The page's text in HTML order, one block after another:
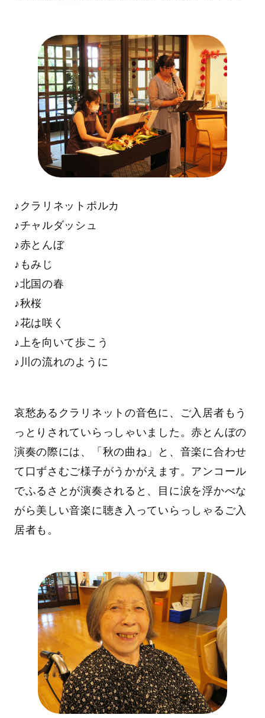
♪クラリネットポルカ
♪チャルダッシュ
♪赤とんぼ
♪もみじ
♪北国の春
♪秋桜
♪花は咲く
♪上を向いて歩こう
♪川の流れのように
哀愁あるクラリネットの音色に、ご入居者もう
っとりされていらっしゃいました。赤とんぼの
演奏の際には、「秋の曲ね」と、音楽に合わせ
て口ずさむご様子がうかがえます。アンコール
でふるさとが演奏されると、目に涙を浮かべな
がら美しい音楽に聴き入っていらっしゃるご入
居者も。